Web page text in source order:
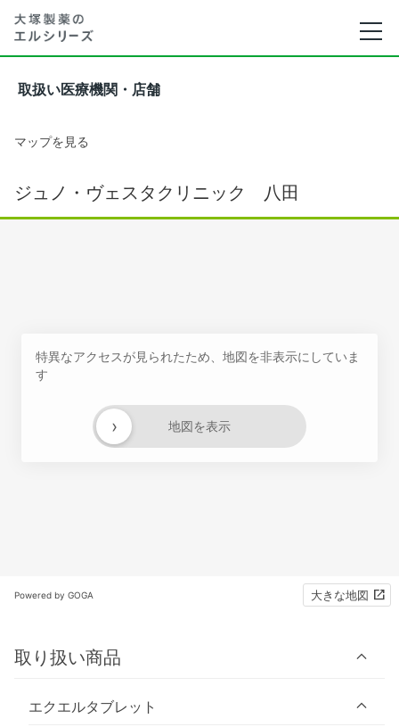
取扱い医療機関・店舗
マップを見る
ジュノ・ヴェスタクリニック 八田
特異なアクセスが見られたため、地図を非表示にしていま
す
地図を表示
›
Powered by GOGA 大きな地図
取り扱い商品
エクエルタブレット